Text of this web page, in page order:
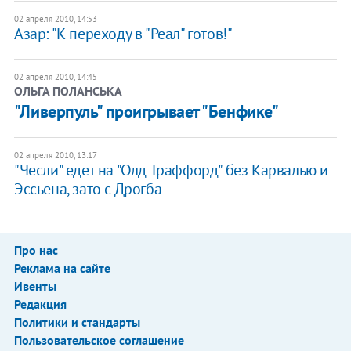
02 апреля 2010, 14:53
Азар: "К переходу в "Реал" готов!"
02 апреля 2010, 14:45
ОЛЬГА ПОЛАНСЬКА
"Ливерпуль" проигрывает "Бенфике"
02 апреля 2010, 13:17
"Чесли" едет на "Олд Траффорд" без Карвалью и
Эссьена, зато с Дрогба
Про нас
Реклама на сайте
Ивенты
Редакция
Политики и стандарты
Пользовательское соглашение